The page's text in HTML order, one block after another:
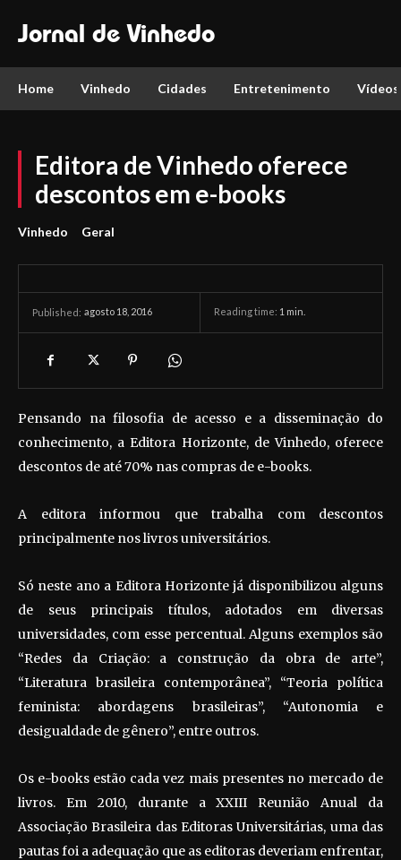
Jornal de Vinhedo
Home Vinhedo Cidades Entretenimento Vídeos
Editora de Vinhedo oferece
descontos em e-books
Vinhedo Geral
Published: agosto 18, 2016 Reading time: 1 min.
Pensando na filosofia de acesso e a disseminação do
conhecimento, a Editora Horizonte, de Vinhedo, oferece
descontos de até 70% nas compras de e-books.
A editora informou que trabalha com descontos
principalmente nos livros universitários.
Só neste ano a Editora Horizonte já disponibilizou alguns
de seus principais títulos, adotados em diversas
universidades, com esse percentual. Alguns exemplos são
“Redes da Criação: a construção da obra de arte”,
“Literatura brasileira contemporânea”, “Teoria política
feminista: abordagens brasileiras”, “Autonomia e
desigualdade de gênero”, entre outros.
Os e-books estão cada vez mais presentes no mercado de
livros. Em 2010, durante a XXIII Reunião Anual da
Associação Brasileira das Editoras Universitárias, uma das
pautas foi a adequação que as editoras deveriam enfrentar,